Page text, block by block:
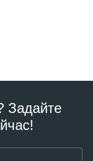
Задайте